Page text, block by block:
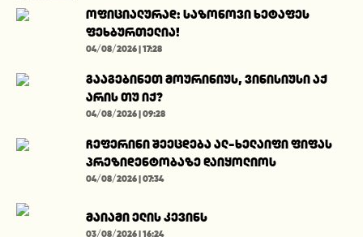
ოფიციალურად: საზონოვი ხეტაფეს
ფეხბურთელია!
04/08/2026 | 17:28
გააგებინეთ მოურინიუს, ვინისიუსი აქ
არის თუ იქ?
04/08/2026 | 09:28
ჩეფერინი შეეცდება ალ-ხელაიფი ფიფას
პრეზიდენტობაზე დაიყოლიოს
04/08/2026 | 07:34
მაიამი ელის კევინს
03/08/2026 | 16:24